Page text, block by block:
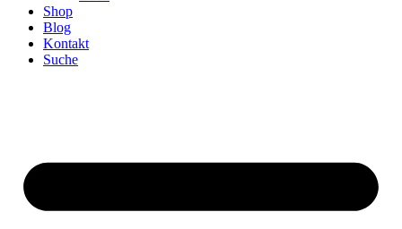
Shop
Blog
Kontakt
Suche